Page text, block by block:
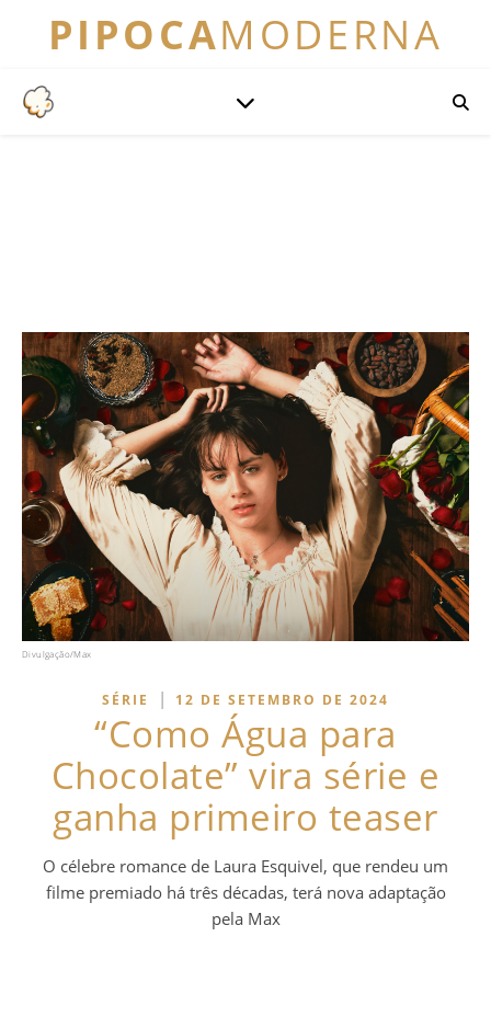
PIPOCAMODERNA
Divulgação/Max
SÉRIE | 12 DE SETEMBRO DE 2024
“Como Água para
Chocolate” vira série e
ganha primeiro teaser
O célebre romance de Laura Esquivel, que rendeu um
filme premiado há três décadas, terá nova adaptação
pela Max